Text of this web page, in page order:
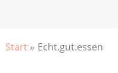
Start Echt.gut.essen